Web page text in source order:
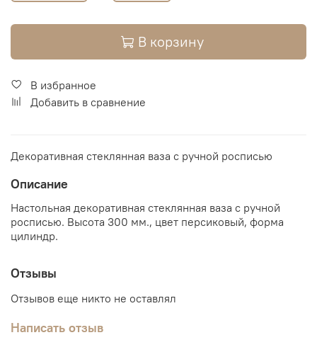
В корзину
В избранное
Добавить в сравнение
Декоративная стеклянная ваза с ручной росписью
Описание
Настольная декоративная стеклянная ваза с ручной
росписью. Высота 300 мм., цвет персиковый, форма
цилиндр.
Отзывы
Отзывов еще никто не оставлял
Написать отзыв